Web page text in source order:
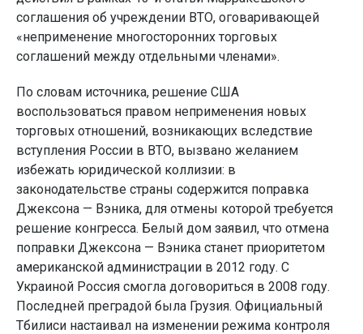
соглашения об учреждении ВТО, оговаривающей
«неприменение многосторонних торговых
соглашений между отдельными членами».
По словам источника, решение США
воспользоваться правом неприменения новых
торговых отношений, возникающих вследствие
вступления России в ВТО, вызвано желанием
избежать юридической коллизии: в
законодательстве страны содержится поправка
Джексона — Вэника, для отмены которой требуется
решение конгресса. Белый дом заявил, что отмена
поправки Джексона — Вэника станет приоритетом
американской администрации в 2012 году. С
Украиной Россия смогла договориться в 2008 году.
Последней преградой была Грузия. Официальный
Тбилиси настаивал на изменении режима контроля